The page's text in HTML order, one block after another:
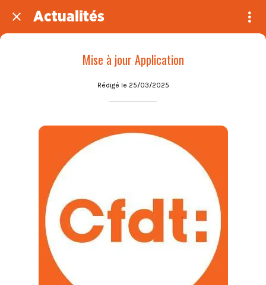
Actualités
Mise à jour Application
Rédigé le 25/03/2025